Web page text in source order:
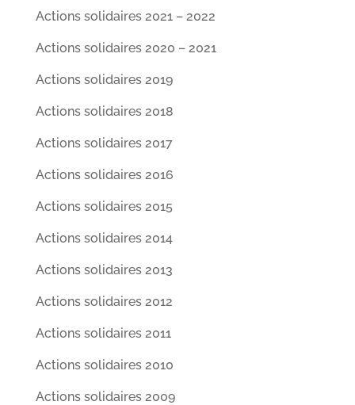
Actions solidaires 2021 – 2022
Actions solidaires 2020 – 2021
Actions solidaires 2019
Actions solidaires 2018
Actions solidaires 2017
Actions solidaires 2016
Actions solidaires 2015
Actions solidaires 2014
Actions solidaires 2013
Actions solidaires 2012
Actions solidaires 2011
Actions solidaires 2010
Actions solidaires 2009